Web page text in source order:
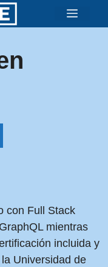
Menú
con Full Stack
mientras
incluida y
Universidad de